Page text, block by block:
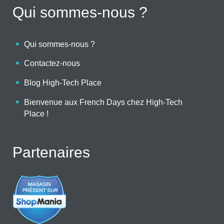
Qui sommes-nous ?
Qui sommes-nous ?
Contactez-nous
Blog High-Tech Place
Bienvenue aux French Days chez High-Tech
Place !
Partenaires